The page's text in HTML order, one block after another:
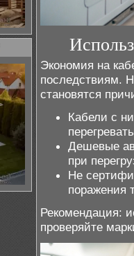
Экономия на
последствиям.
становятся
Кабели с
Дешевые
при
Не
поражения
Рекомендация:
проверяйте